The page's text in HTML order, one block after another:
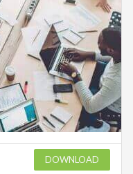
DOWNLOAD